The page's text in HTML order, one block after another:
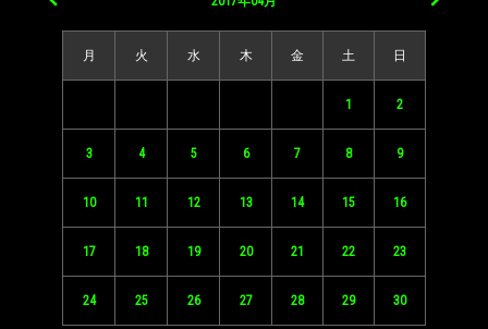
月 火 水 木 金 土 日
1 2
3 4 5 6 7 8 9
10 11 12 13 14 15 16
17 18 19 20 21 22 23
24 25 26 27 28 29 30